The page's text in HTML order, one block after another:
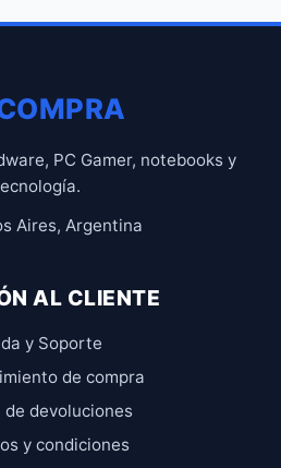
PC Gamer, notebooks y
Aires, Argentina
AL CLIENTE
y Soporte
de compra
de devoluciones
y condiciones